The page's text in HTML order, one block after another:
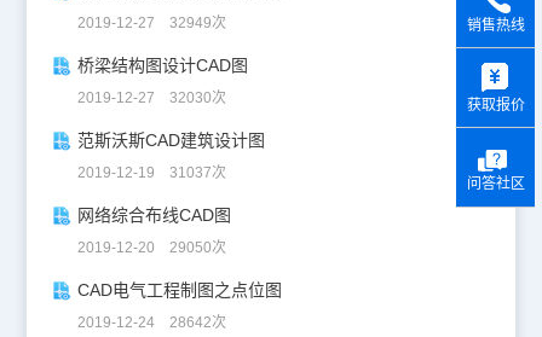
2019-12-27 32949次
桥梁结构图设计CAD图
2019-12-27 32030次
范斯沃斯CAD建筑设计图
2019-12-19 31037次
网络综合布线CAD图
2019-12-20 29050次
CAD电气工程制图之点位图
2019-12-24 28642次
销售热线
获取报价
问答社区